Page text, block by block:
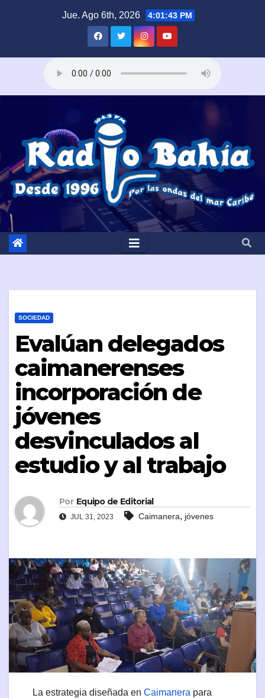
Jue. Ago 6th, 2026 4:01:44 PM
SOCIEDAD
Evalúan delegados
caimanerenses
incorporación de
jóvenes
desvinculados al
estudio y al trabajo
Por Equipo de Editorial
JUL 31, 2023 Caimanera, jóvenes
La estrategia diseñada en Caimanera para